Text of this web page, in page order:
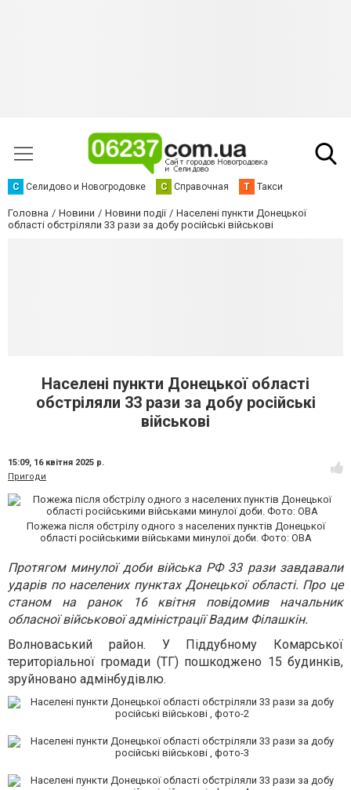
С Селидово и Новогродовке С Справочная Т Такси
Головна Новини Новини події
Населені пункти Донецької
області обстріляли 33 рази за добу російські військові
Населені пункти Донецької області
обстріляли 33 рази за добу російські
військові
15:09, 16 квітня 2025 р.
Пригоди
Пожежа після обстрілу одного з населених пунктів Донецької
області російськими військами минулої доби. Фото: ОВА
Протягом минулої доби війська РФ 33 рази завдавали
ударів по населених пунктах Донецької області. Про це
станом на ранок 16 квітня повідомив начальник
обласної військової адміністрації Вадим Філашкін.
Волноваський район. У Піддубному Комарської
територіальної громади (ТГ) пошкоджено 15 будинків,
зруйновано адмінбудівлю.